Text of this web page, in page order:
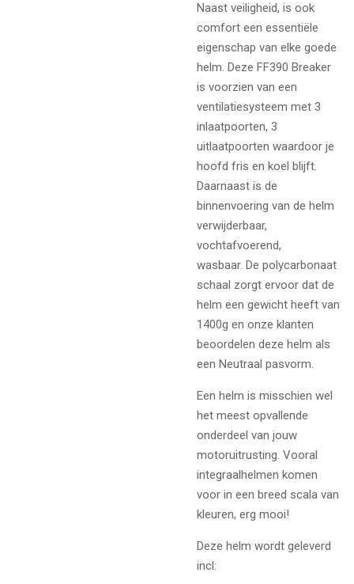
Naast veiligheid, is ook
comfort een essentiële
eigenschap van elke goede
helm. Deze FF390 Breaker
is voorzien van een
ventilatiesysteem met 3
inlaatpoorten, 3
uitlaatpoorten waardoor je
hoofd fris en koel blijft.
Daarnaast is de
binnenvoering van de helm
verwijderbaar,
vochtafvoerend,
wasbaar. De polycarbonaat
schaal zorgt ervoor dat de
helm een gewicht heeft van
1400g en onze klanten
beoordelen deze helm als
een Neutraal pasvorm.
Een helm is misschien wel
het meest opvallende
onderdeel van jouw
motoruitrusting. Vooral
integraalhelmen komen
voor in een breed scala van
kleuren, erg mooi!
Deze helm wordt geleverd
incl: